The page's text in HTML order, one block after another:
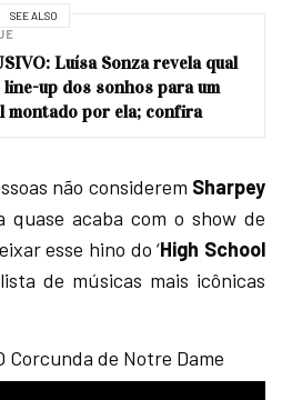
SEE ALSO
Luísa Sonza revela qual
line-up dos sonhos para um
montado por ela; confira
não considerem Sharpey
quase acaba com o show de
esse hino do ‘High School
de músicas mais icônicas
Corcunda de Notre Dame